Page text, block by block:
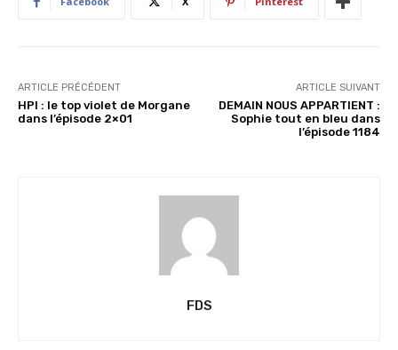
ARTICLE PRÉCÉDENT
HPI : le top violet de Morgane
dans l’épisode 2×01
ARTICLE SUIVANT
DEMAIN NOUS APPARTIENT :
Sophie tout en bleu dans
l’épisode 1184
FDS